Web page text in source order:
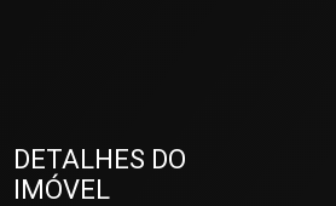
DETALHES DO
IMÓVEL